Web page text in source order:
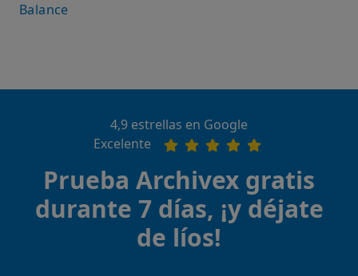
Balance
4,9 estrellas en Google
Excelente
Prueba Archivex gratis
durante 7 días, ¡y déjate
de líos!